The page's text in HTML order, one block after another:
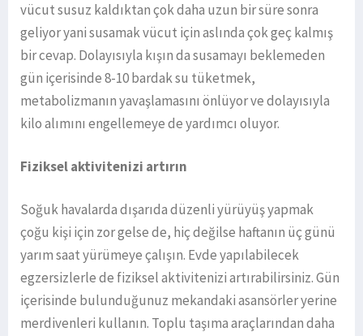
vücut susuz kaldıktan çok daha uzun bir süre sonra
geliyor yani susamak vücut için aslında çok geç kalmış
bir cevap. Dolayısıyla kışın da susamayı beklemeden
gün içerisinde 8-10 bardak su tüketmek,
metabolizmanın yavaşlamasını önlüyor ve dolayısıyla
kilo alımını engellemeye de yardımcı oluyor.
Fiziksel aktivitenizi artırın
Soğuk havalarda dışarıda düzenli yürüyüş yapmak
çoğu kişi için zor gelse de, hiç değilse haftanın üç günü
yarım saat yürümeye çalışın. Evde yapılabilecek
egzersizlerle de fiziksel aktivitenizi artırabilirsiniz. Gün
içerisinde bulunduğunuz mekandaki asansörler yerine
merdivenleri kullanın. Toplu taşıma araçlarından daha